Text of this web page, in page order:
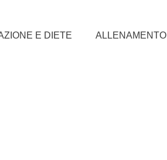
E DIETE ALLENAMENTO